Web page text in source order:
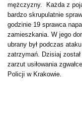
mężczyzny. Każda z
bardzo skrupulatnie
godzinie 19 sprawca
zamieszkania. W jego
ubrany był podczas
zatrzymań. Dzisiaj został
zarzut usiłowania
Policji w Krakowie.